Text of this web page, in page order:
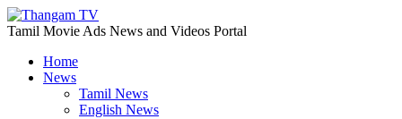
Tamil Movie Ads News and Videos Portal
Home
News
Tamil News
English News